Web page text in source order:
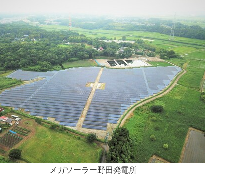
メガソーラー野田発電所